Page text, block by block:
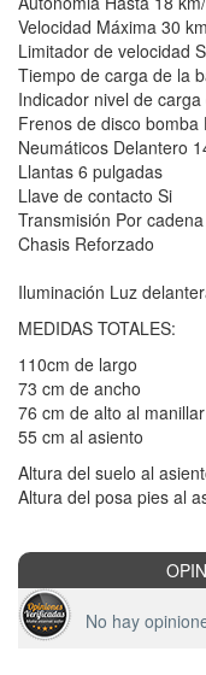
Velocidad Máxima 30
Limitador de velocidad
Tiempo de carga de la
Indicador nivel de
Frenos de disco bomba
Neumáticos Delantero
Llantas 6 pulgadas
Llave de contacto Si
Transmisión Por cadena
Chasis Reforzado
Iluminación Luz
MEDIDAS TOTALES:
110cm de largo
73 cm de ancho
76 cm de alto al manillar
55 cm al asiento
Altura del suelo al
Altura del posa pies al
No hay